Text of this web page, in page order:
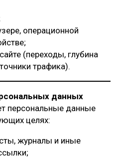
операционной
(переходы, глубина
трафика).
данных
персональные данные
целях:
журналы и иные